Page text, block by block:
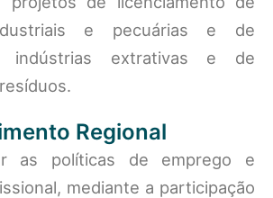
e pecuárias e de
indústrias extrativas e de
Regional
as políticas de emprego e
mediante a participação